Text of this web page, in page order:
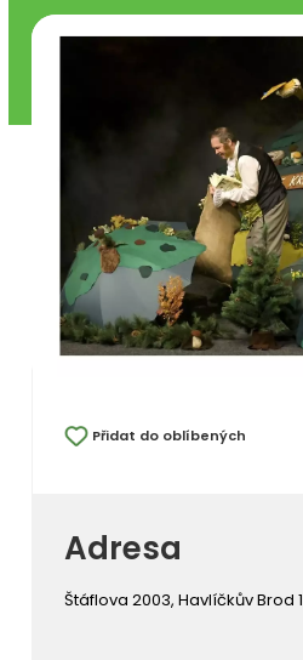
Přidat do oblíbených
Adresa
Štáflova 2003, Havlíčkův Brod 1